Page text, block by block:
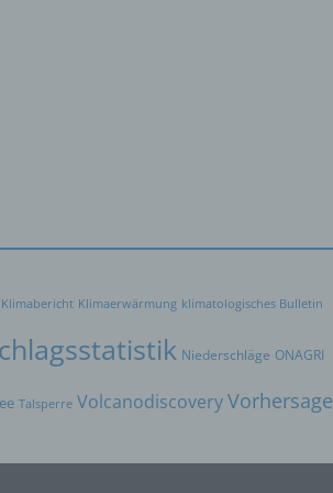
Klimabericht Klimaerwärmung klimatologisches Bulletin
Niederschläge ONAGRI
Talsperre VolcanodiscoveryVorhersage